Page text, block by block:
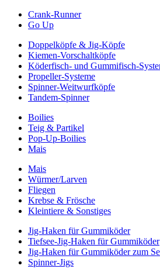
Crank-Runner
Go Up
Doppelköpfe & Jig-Köpfe
Kiemen-Vorschaltköpfe
Köderfisch- und Gummifisch-
Propeller-Systeme
Spinner-Weitwurfköpfe
Tandem-Spinner
Boilies
Teig & Partikel
Pop-Up-Boilies
Mais
Mais
Würmer/Larven
Fliegen
Krebse & Frösche
Kleintiere & Sonstiges
Jig-Haken für Gummiköder
Tiefsee-Jig-Haken für Gummiköder
Jig-Haken für Gummiköder zum
Spinner-Jigs